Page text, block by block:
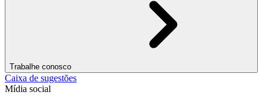
Trabalhe conosco
Caixa de sugestões
Mídia social